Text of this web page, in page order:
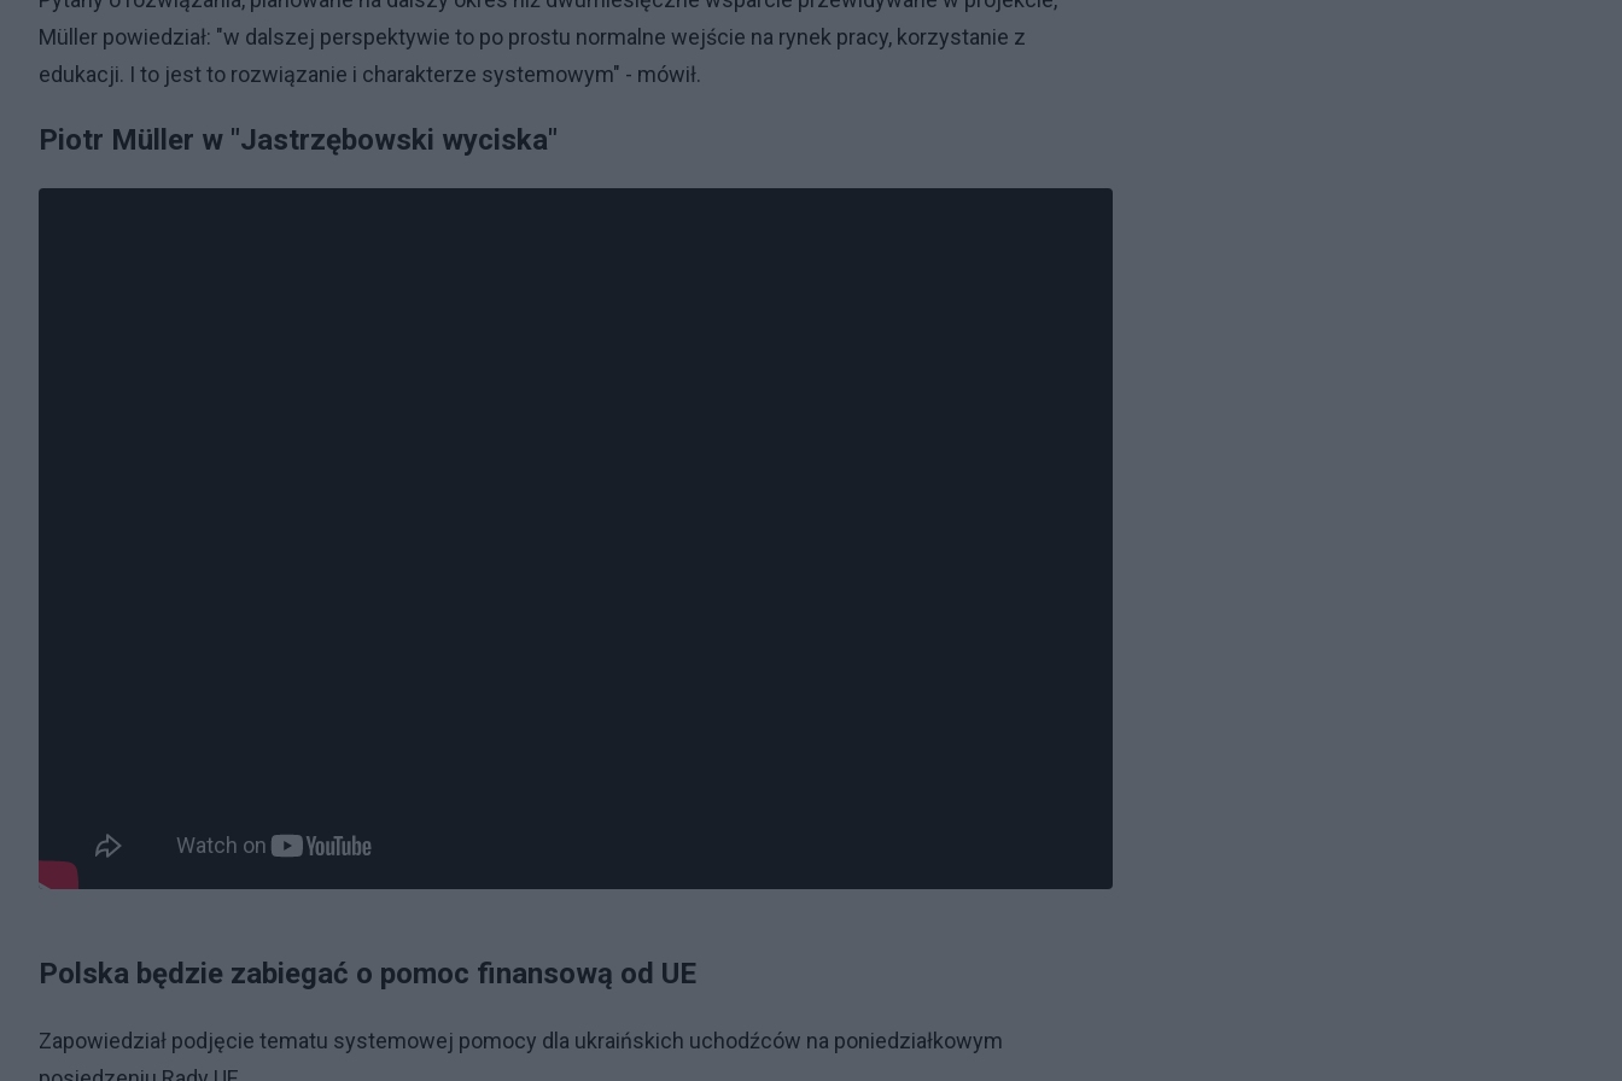
Müller powiedział: "w dalszej perspektywie to po prostu normalne wejście na rynek pracy, korzystanie z
edukacji. I to jest to rozwiązanie i charakterze systemowym" - mówił.
Piotr Müller w "Jastrzębowski wyciska"
Polska będzie zabiegać o pomoc finansową od UE
Zapowiedział podjęcie tematu systemowej pomocy dla ukraińskich uchodźców na poniedziałkowym